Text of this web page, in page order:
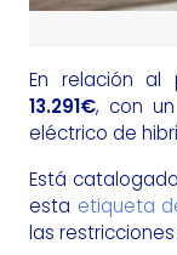
En relación al
13.291€, con
eléctrico de
Está
esta etiqueta
las